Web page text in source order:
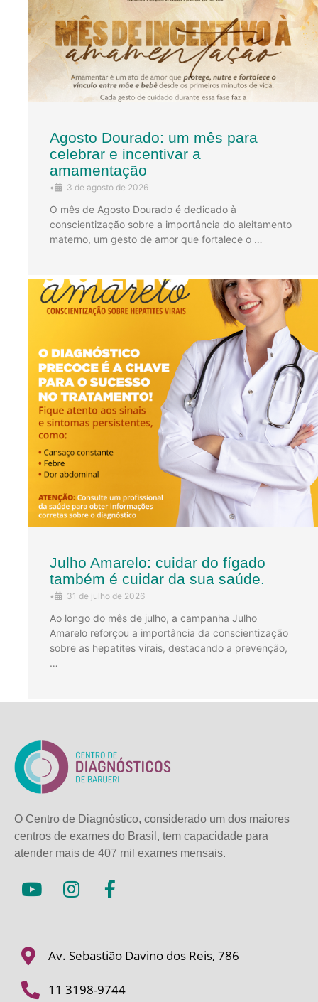
Agosto Dourado: um mês para
celebrar e incentivar a
amamentação
• 3 de agosto de 2026
O mês de Agosto Dourado é dedicado à
conscientização sobre a importância do aleitamento
materno, um gesto de amor que fortalece o …
Julho Amarelo: cuidar do fígado
também é cuidar da sua saúde.
• 31 de julho de 2026
Ao longo do mês de julho, a campanha Julho
Amarelo reforçou a importância da conscientização
sobre as hepatites virais, destacando a prevenção,
…
O Centro de Diagnóstico, considerado um dos maiores
centros de exames do Brasil, tem capacidade para
atender mais de 407 mil exames mensais.
Av. Sebastião Davino dos Reis, 786
11 3198-9744